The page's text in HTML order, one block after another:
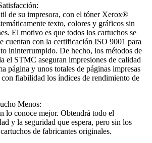
de su impresora, con el tóner Xerox®
texto, colores y gráficos sin
El motivo es que todos los cartuchos se
cuentan con la certificación ISO 9001 para
ininterrumpido. De hecho, los métodos de
el STMC aseguran impresiones de calidad
página y unos totales de páginas impresas
fiabilidad los índices de rendimiento de
Menos:
lo conoce mejor. Obtendrá todo el
y la seguridad que espera, pero sin los
de fabricantes originales.